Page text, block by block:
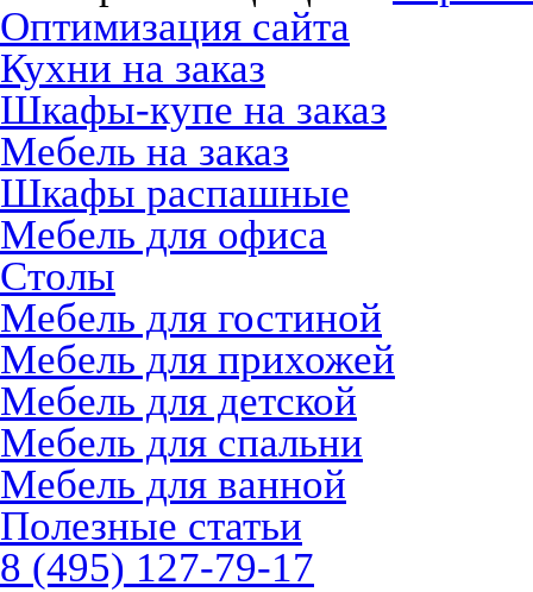
Оптимизация сайта
Кухни на заказ
Шкафы-купе на заказ
Мебель на заказ
Шкафы распашные
Мебель для офиса
Столы
Мебель для гостиной
Мебель для прихожей
Мебель для детской
Мебель для спальни
Мебель для ванной
Полезные статьи
8 (495) 127-79-17